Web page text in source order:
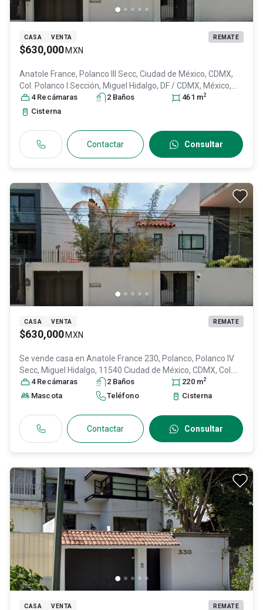
CASA VENTA REMATE
$630,000 MXN
Anatole France, Polanco III Secc, Ciudad de México, CDMX,
Col. Polanco I Sección, Miguel Hidalgo, DF / CDMX, México,
C.P. 11510, ID:31442450
4 Recámaras 2 Baños 461 m2
Cisterna
Contactar Consultar
CASA VENTA REMATE
$630,000 MXN
Se vende casa en Anatole France 230, Polanco, Polanco IV
Secc, Miguel Hidalgo, 11540 Ciudad de México, CDMX, Col.
Polanco III Sección,
Miguel Hidalgo , DF / CDMX, México
11540, ID:30775041
4 Recámaras 2 Baños 220 m2
Mascota Teléfono Cisterna
Contactar Consultar
CASA VENTA REMATE